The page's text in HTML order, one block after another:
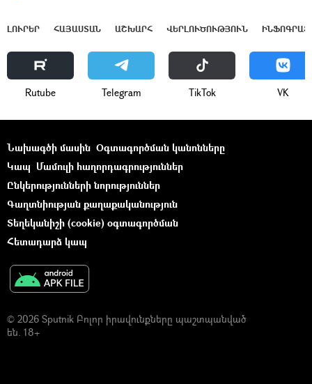
ԼՈՒՐԵՐ ՀԱՅԱՍՏԱՆ ԱՇԽԱՐՀ ՎԵՐԼՈՒԾՈՒԹՅՈՒՆ
Rutube Telegram ТikТоk VK
Նախագծի մասին Օգտագործման կանոնները
Կապ Մամուլի հաղորդագրություններ
Ընկերությունների նորություններ
Գաղտնիության քաղաքականություն
Տեղեկանիշի (cookie) օգտագործման
Հետադարձ կապ
© 2026 Sputnik Բոլոր իրավունքները պաշտպանված
են. 18+